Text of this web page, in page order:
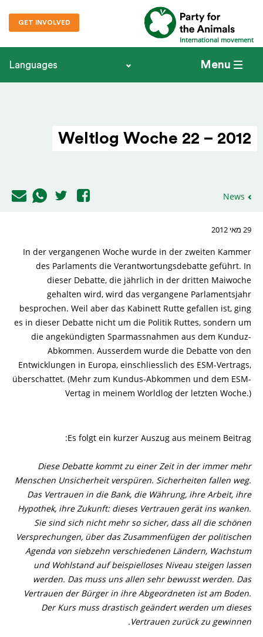
International movement
GET INVOLVED
Menu
Languages
Weltlog Woche 22 – 2012
News
29 מאי 2012
In der vergangenen Woche wurde in der zweiten Kammer
des Parlaments die Verantwortungsdebatte geführt. In
dieser Debatte, die jährlich in der dritten Maiwoche
gehalten wird, wird das vergangene Parlamentsjahr
besprochen. Weil aber das Kabinett Rutte gefallen ist, ging
es in dieser Debatte nicht um die Politik Ruttes, sondern um
die angekündigten Sparmassnahmen aus dem Kunduz-
Abkommen. Ausserdem wurde die Debatte von den
Entwicklungen in Europa, einschliesslich des ESM-Vertrags,
überschattet. (Mehr zum Kundus-Abkommen und dem ESM-
Vertag in meinem Worldlog der letzten Woche.)
Es folgt ein kurzer Auszug aus meinem Beitrag:
Diese Debatte kommt zu einer Zeit in der immer mehr
Menschen Unsicherheit verspüren. Sicherheiten fallen weg.
Das Vertrauen in die Bank, die Währung, ihre Arbeit, ihre
Hypothek, ihre Zukunft: dieses Vertrauen gerät ins wanken.
Sie sind sich nicht mehr so sicher, dass all die schönen
Versprechungen, über das Zusammenfügen der politischen
Agenda von siebzehn verschiedenen Ländern, Wachstum
und Wohlstand auf beispielloses Niveau steigen lassen
werden. Das muss uns allen sehr bewusst werden. Das
Vertrauen der Bürger in ihre Abgeordneten ist am Boden.
Der Kurs muss drastisch geändert werden um dieses
Vertrauen zurück zu gewinnen.